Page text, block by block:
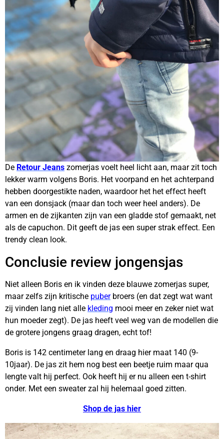
De Retour Jeans zomerjas voelt heel licht aan, maar zit toch
lekker warm volgens Boris. Het voorpand en het achterpand
hebben doorgestikte naden, waardoor het het effect heeft
van een donsjack (maar dan toch weer heel anders). De
armen en de zijkanten zijn van een gladde stof gemaakt, net
als de capuchon. Dit geeft de jas een super strak effect. Een
trendy clean look.
Conclusie review jongensjas
Niet alleen Boris en ik vinden deze blauwe zomerjas super,
maar zelfs zijn kritische puberbroers (en dat zegt wat want
zij vinden lang niet alle kleding mooi meer en zeker niet wat
hun moeder zegt). De jas heeft veel weg van de modellen die
de grotere jongens graag dragen, echt tof!
Boris is 142 centimeter lang en draag hier maat 140 (9-
10jaar). De jas zit hem nog best een beetje ruim maar qua
lengte valt hij perfect. Ook heeft hij er nu alleen een t-shirt
onder. Met een sweater zal hij helemaal goed zitten.
Shop de jas hier